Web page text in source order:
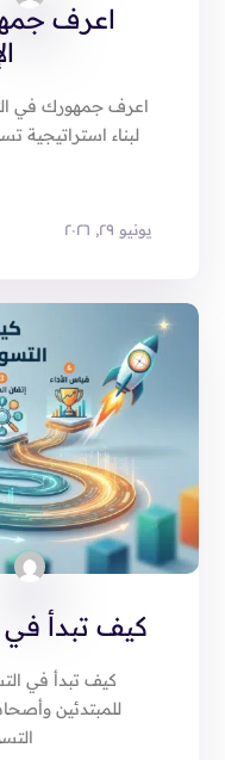
اعرف
يونيو ٢٩, ٢٠٢٦
اعرف جمهورك في
لبناء استراتيجية
كيف تبدأ في
كيف تبدأ في
للمبتدئين